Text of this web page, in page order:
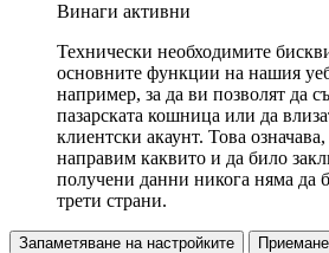
Винаги активни
Технически необходимите
основните функции на нашия
например, за да ви позволят да
пазарската кошница или да
клиентски акаунт. Това
направим каквито и да било
получени данни никога няма да
трети страни.
Запаметяване на настройките
Приемане